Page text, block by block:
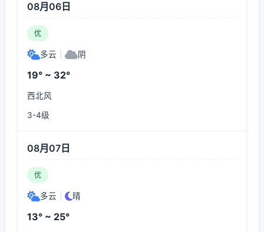
08月06日
优
多云 阴
19° ~ 32°
西北风
3-4级
08月07日
优
多云 晴
13° ~ 25°